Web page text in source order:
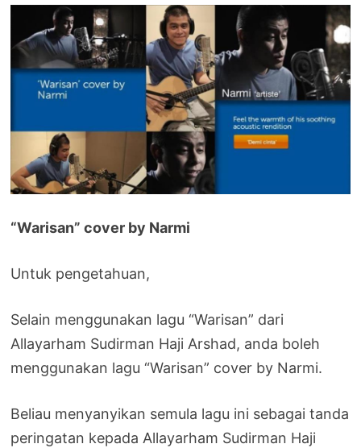
“Warisan” cover by Narmi
Untuk pengetahuan,
Selain menggunakan lagu “Warisan” dari
Allayarham Sudirman Haji Arshad, anda boleh
menggunakan lagu “Warisan” cover by Narmi.
Beliau menyanyikan semula lagu ini sebagai tanda
peringatan kepada Allayarham Sudirman Haji